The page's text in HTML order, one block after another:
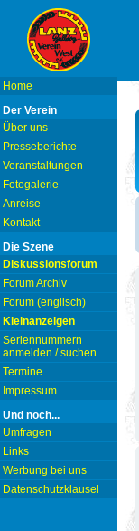
Home
Der Verein
Über uns
Presseberichte
Veranstaltungen
Fotogalerie
Anreise
Kontakt
Die Szene
Diskussionsforum
Forum Archiv
Forum (englisch)
Kleinanzeigen
Seriennummern
anmelden / suchen
Termine
Impressum
Und noch...
Umfragen
Links
Werbung bei uns
Datenschutzklausel